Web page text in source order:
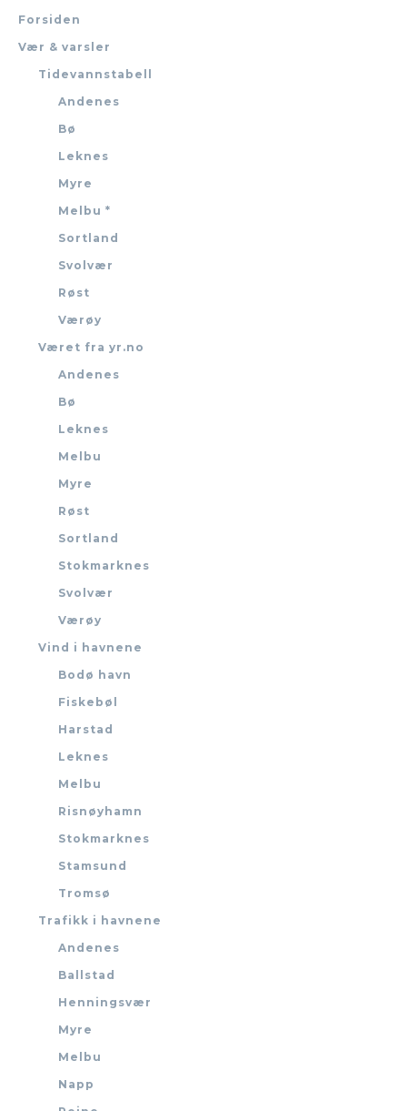
Forsiden
Vær & varsler
Tidevannstabell
Andenes
Bø
Leknes
Myre
Melbu *
Sortland
Svolvær
Røst
Værøy
Været fra yr.no
Andenes
Bø
Leknes
Melbu
Myre
Røst
Sortland
Stokmarknes
Svolvær
Værøy
Vind i havnene
Bodø havn
Fiskebøl
Harstad
Leknes
Melbu
Risnøyhamn
Stokmarknes
Stamsund
Tromsø
Trafikk i havnene
Andenes
Ballstad
Henningsvær
Myre
Melbu
Napp